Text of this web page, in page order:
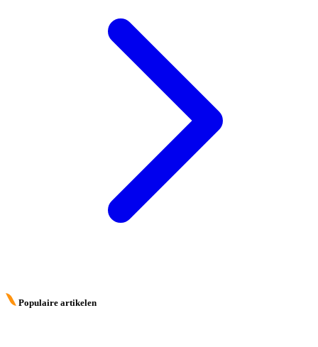
Populaire artikelen